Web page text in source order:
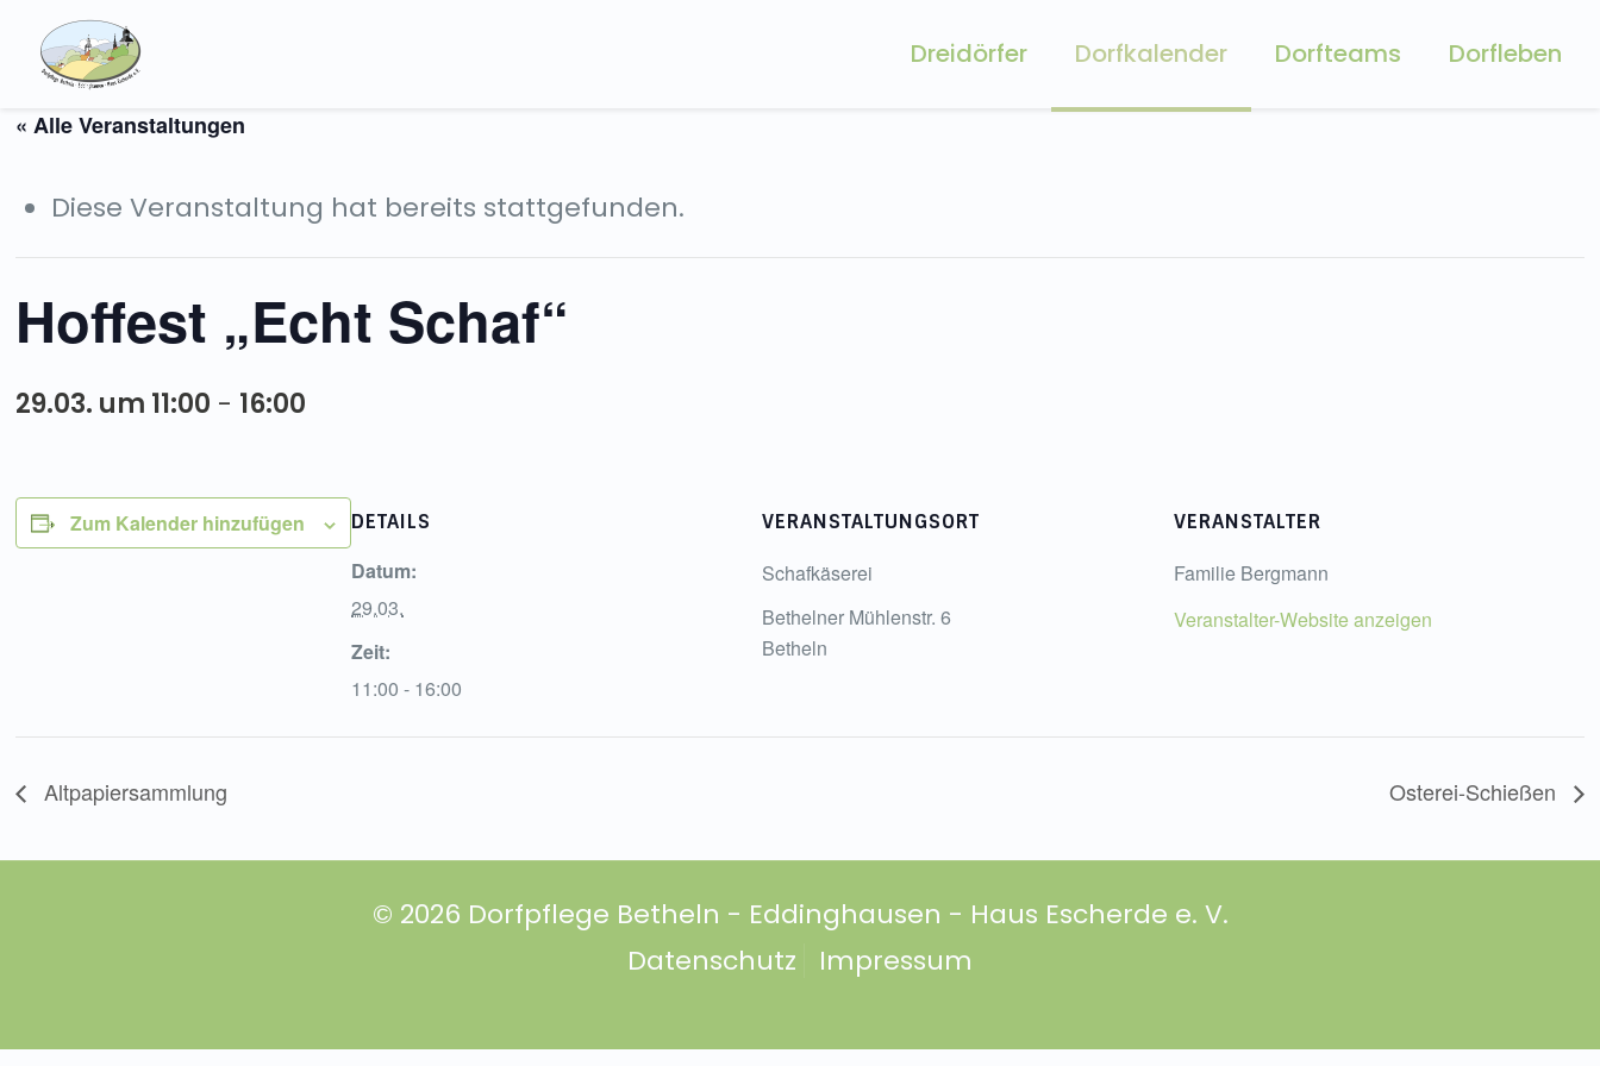
Dreidörfer Dorfkalender Dorfteams Dorfleben
« Alle Veranstaltungen
Diese Veranstaltung hat bereits stattgefunden.
Hoffest „Echt Schaf“
29.03. um 11:00 - 16:00
Zum Kalender hinzufügen DETAILS
Datum:
29.03.
Zeit:
11:00 - 16:00
VERANSTALTUNGSORT
Schafkäserei
Bethelner Mühlenstr. 6
Betheln
VERANSTALTER
Familie Bergmann
Veranstalter-Website anzeigen
Altpapiersammlung Osterei-Schießen
© 2026 Dorfpflege Betheln - Eddinghausen - Haus Escherde e. V.
Datenschutz
Impressum